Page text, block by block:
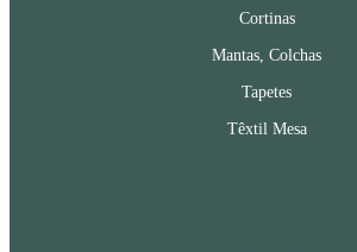
Cortinas
Mantas, Colchas
Tapetes
Têxtil Mesa